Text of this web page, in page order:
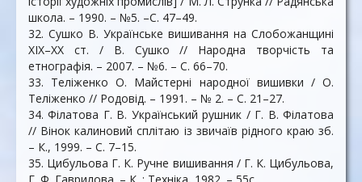
школа. – 1990. – №5. –С. 47–49.
32. Сушко В. Українське вишивання на Слобожанщині
XIX–XX ст. / В. Сушко // Народна творчість та
етнографія. – 2007. – №6. – С. 66–70.
33. Теліженко О. Майстерні народної вишивки / О.
Теліженко // Родовід. – 1991. – № 2. – С. 21–27.
34. Філатова Г. В. Український рушник / Г. В. Філатова
// Вінок калиновий сплітаю із звичаїв рідного краю зб.
– К., 1999. – С. 7–15.
35. Цибульова Г. К. Ручне вишивання / Г. К. Цибульова,